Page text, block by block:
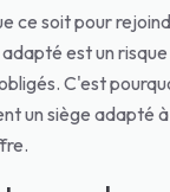
soit pour
est un
C'est
un siège adapté